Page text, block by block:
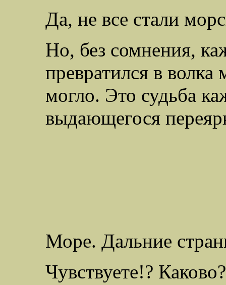
Да, не все стали
Но, без сомнения,
превратился в
могло. Это судьба
выдающегося
Море. Дальние
Чувствуете!? Каково?